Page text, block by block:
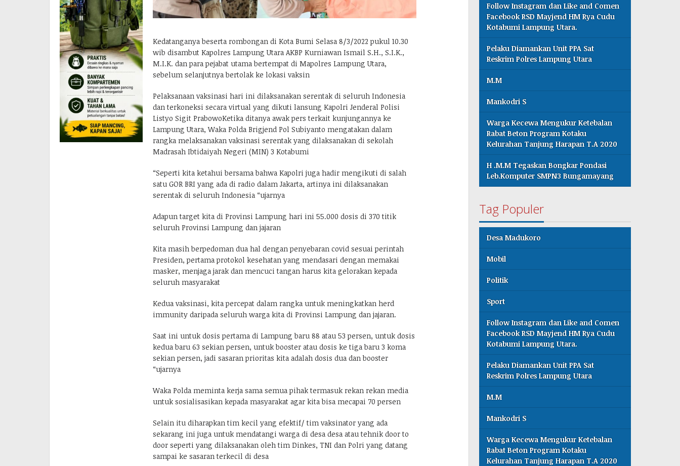
Kedatanganya beserta rombongan di Kota Bumi Selasa 8/3/2022 pukul 10.30
wib disambut Kapolres Lampung Utara AKBP Kurniawan Ismail S.H., S.I.K.,
M.I.K. dan para pejabat utama bertempat di Mapolres Lampung Utara,
sebelum selanjutnya bertolak ke lokasi vaksin
Pelaksanaan vaksinasi hari ini dilaksanakan serentak di seluruh Indonesia
dan terkoneksi secara virtual yang dikuti lansung Kapolri Jenderal Polisi
Listyo Sigit PrabowoKetika ditanya awak pers terkait kunjungannya ke
Lampung Utara, Waka Polda Brigjend Pol Subiyanto mengatakan dalam
rangka melaksanakan vaksinasi serentak yang dilaksanakan di sekolah
Madrasah Ibtidaiyah Negeri (MIN) 3 Kotabumi
“Seperti kita ketahui bersama bahwa Kapolri juga hadir mengikuti di salah
satu GOR BRI yang ada di radio dalam Jakarta, artinya ini dilaksanakan
serentak di seluruh Indonesia “ujarnya
Adapun target kita di Provinsi Lampung hari ini 55.000 dosis di 370 titik
seluruh Provinsi Lampung dan jajaran
Kita masih berpedoman dua hal dengan penyebaran covid sesuai perintah
Presiden, pertama protokol kesehatan yang mendasari dengan memakai
masker, menjaga jarak dan mencuci tangan harus kita gelorakan kepada
seluruh masyarakat
Kedua vaksinasi, kita percepat dalam rangka untuk meningkatkan herd
immunity daripada seluruh warga kita di Provinsi Lampung dan jajaran.
Saat ini untuk dosis pertama di Lampung baru 88 atau 53 persen, untuk dosis
kedua baru 63 sekian persen, untuk booster atau dosis ke tiga baru 3 koma
sekian persen, jadi sasaran prioritas kita adalah dosis dua dan booster
“ujarnya
Waka Polda meminta kerja sama semua pihak termasuk rekan rekan media
untuk sosialisasikan kepada masyarakat agar kita bisa mecapai 70 persen
Selain itu diharapkan tim kecil yang efektif/ tim vaksinator yang ada
sekarang ini juga untuk mendatangi warga di desa desa atau tehnik door to
door seperti yang dilaksanakan oleh tim Dinkes, TNI dan Polri yang datang
sampai ke sasaran terkecil di desa
Follow Instagram dan Like and Comen
Facebook RSD Mayjend HM Rya Cudu
Kotabumi Lampung Utara.
Pelaku Diamankan Unit PPA Sat
Reskrim Polres Lampung Utara
M.M
Mankodri S
Warga Kecewa Mengukur Ketebalan
Rabat Beton Program Kotaku
Kelurahan Tanjung Harapan T.A 2020
H .M.M Tegaskan Bongkar Pondasi
Leb.Komputer SMPN3 Bungamayang
Tag Populer
Desa Madukoro
Mobil
Politik
Sport
Follow Instagram dan Like and Comen
Facebook RSD Mayjend HM Rya Cudu
Kotabumi Lampung Utara.
Pelaku Diamankan Unit PPA Sat
Reskrim Polres Lampung Utara
M.M
Mankodri S
Warga Kecewa Mengukur Ketebalan
Rabat Beton Program Kotaku
Kelurahan Tanjung Harapan T.A 2020